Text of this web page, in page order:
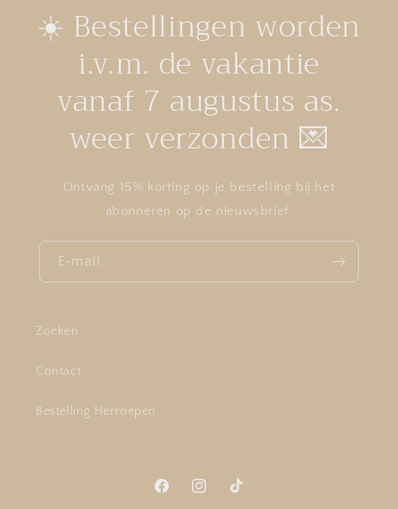
☀️ Bestellingen worden
i.v.m. de vakantie
vanaf 7 augustus as.
weer verzonden 💌
Ontvang 15% korting op je bestelling bij het
abonneren op de nieuwsbrief.
E‑mail
Zoeken
Contact
Bestelling Herroepen
FacebookInstagramTikTok